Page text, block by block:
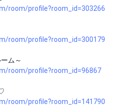
room/profile?room_id=303266
room/profile?room_id=300179
ム～
room/profile?room_id=96867
room/profile?room_id=141790